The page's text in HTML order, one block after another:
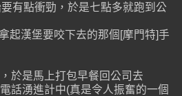
有點衝勁，於是七點多就跑到公
起漢堡要咬下去的那個[摩門特]手
於是馬上打包早餐回公司去
話湧進計中(真是令人振奮的一個